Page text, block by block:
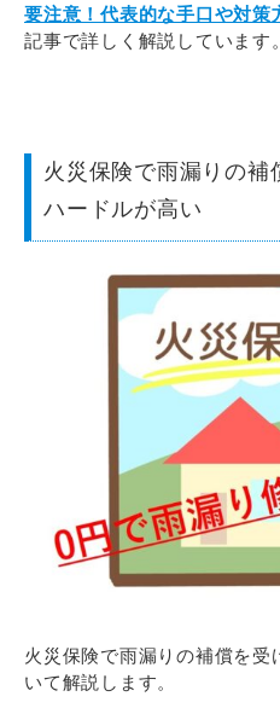
要注意！代表的な手口や対策
記事で詳しく解説しています。
火災保険で雨漏りの補
ハードルが高い
火災保険で雨漏りの補償を受
いて解説します。